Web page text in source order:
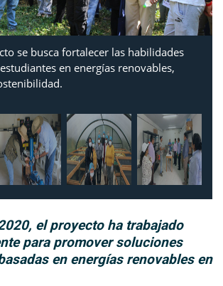
se busca fortalecer las habilidades
en energías renovables,
el proyecto ha trabajado
para promover soluciones
en energías renovables en